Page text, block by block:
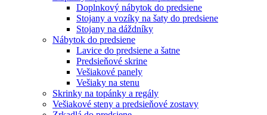
Doplnkový nábytok do predsiene
Stojany a vozíky na šaty do predsiene
Stojany na dáždníky
Nábytok do predsiene
Lavice do predsiene a šatne
Predsieňové skrine
Vešiakové panely
Vešiaky na stenu
Skrinky na topánky a regály
Vešiakové steny a predsieňové zostavy